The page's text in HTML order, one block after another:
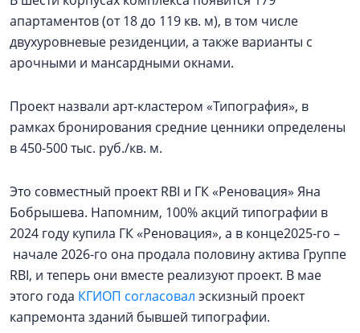
апартаментов (от 18 до 119 кв. м), в том числе
двухуровневые резиденции, а также варианты с
арочными и мансардными окнами.
Проект назвали арт-кластером «Типография», в
рамках бронирования средние ценники определены
в 450-500 тыс. руб./кв. м.
Это совместный проект RBI и ГК «Реновация» Яна
Бобрышева. Напомним, 100% акций типографии в
2024 году купила ГК «Реновация», а в конце2025-го –
начале 2026-го она продала половину актива Группе
RBI, и теперь они вместе реализуют проект. В мае
этого года КГИОП согласовал эскизный проект
капремонта зданий бывшей типографии.